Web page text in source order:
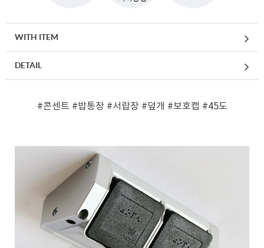
페이코 ID로 페
PAYCO 바로구매
WITH ITEM
DETAIL
#콘센트 #밥통장 #서랍장 #덮개 #보호캡 #45도